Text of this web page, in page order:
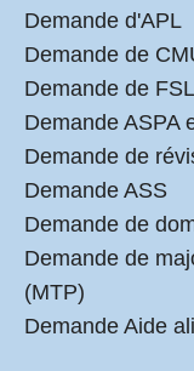
Demande d'APL
Demande de
Demande de FSL
Demande ASPA
Demande de
Demande ASS
Demande de
Demande de
(MTP)
Demande Aide